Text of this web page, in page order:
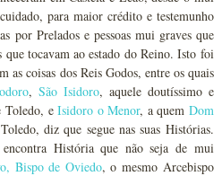
para maior crédito e testemunho
por Prelados e pessoas mui graves que
tocavam ao estado do Reino. Isto foi
as coisas dos Reis Godos, entre os quais
, São Isidoro, aquele doutíssimo e
Toledo, eIsidoro o Menor, a quem Dom
diz que segue nas suas Histórias.
História que não seja de mui
Bispo de Oviedo, o mesmo Arcebispo